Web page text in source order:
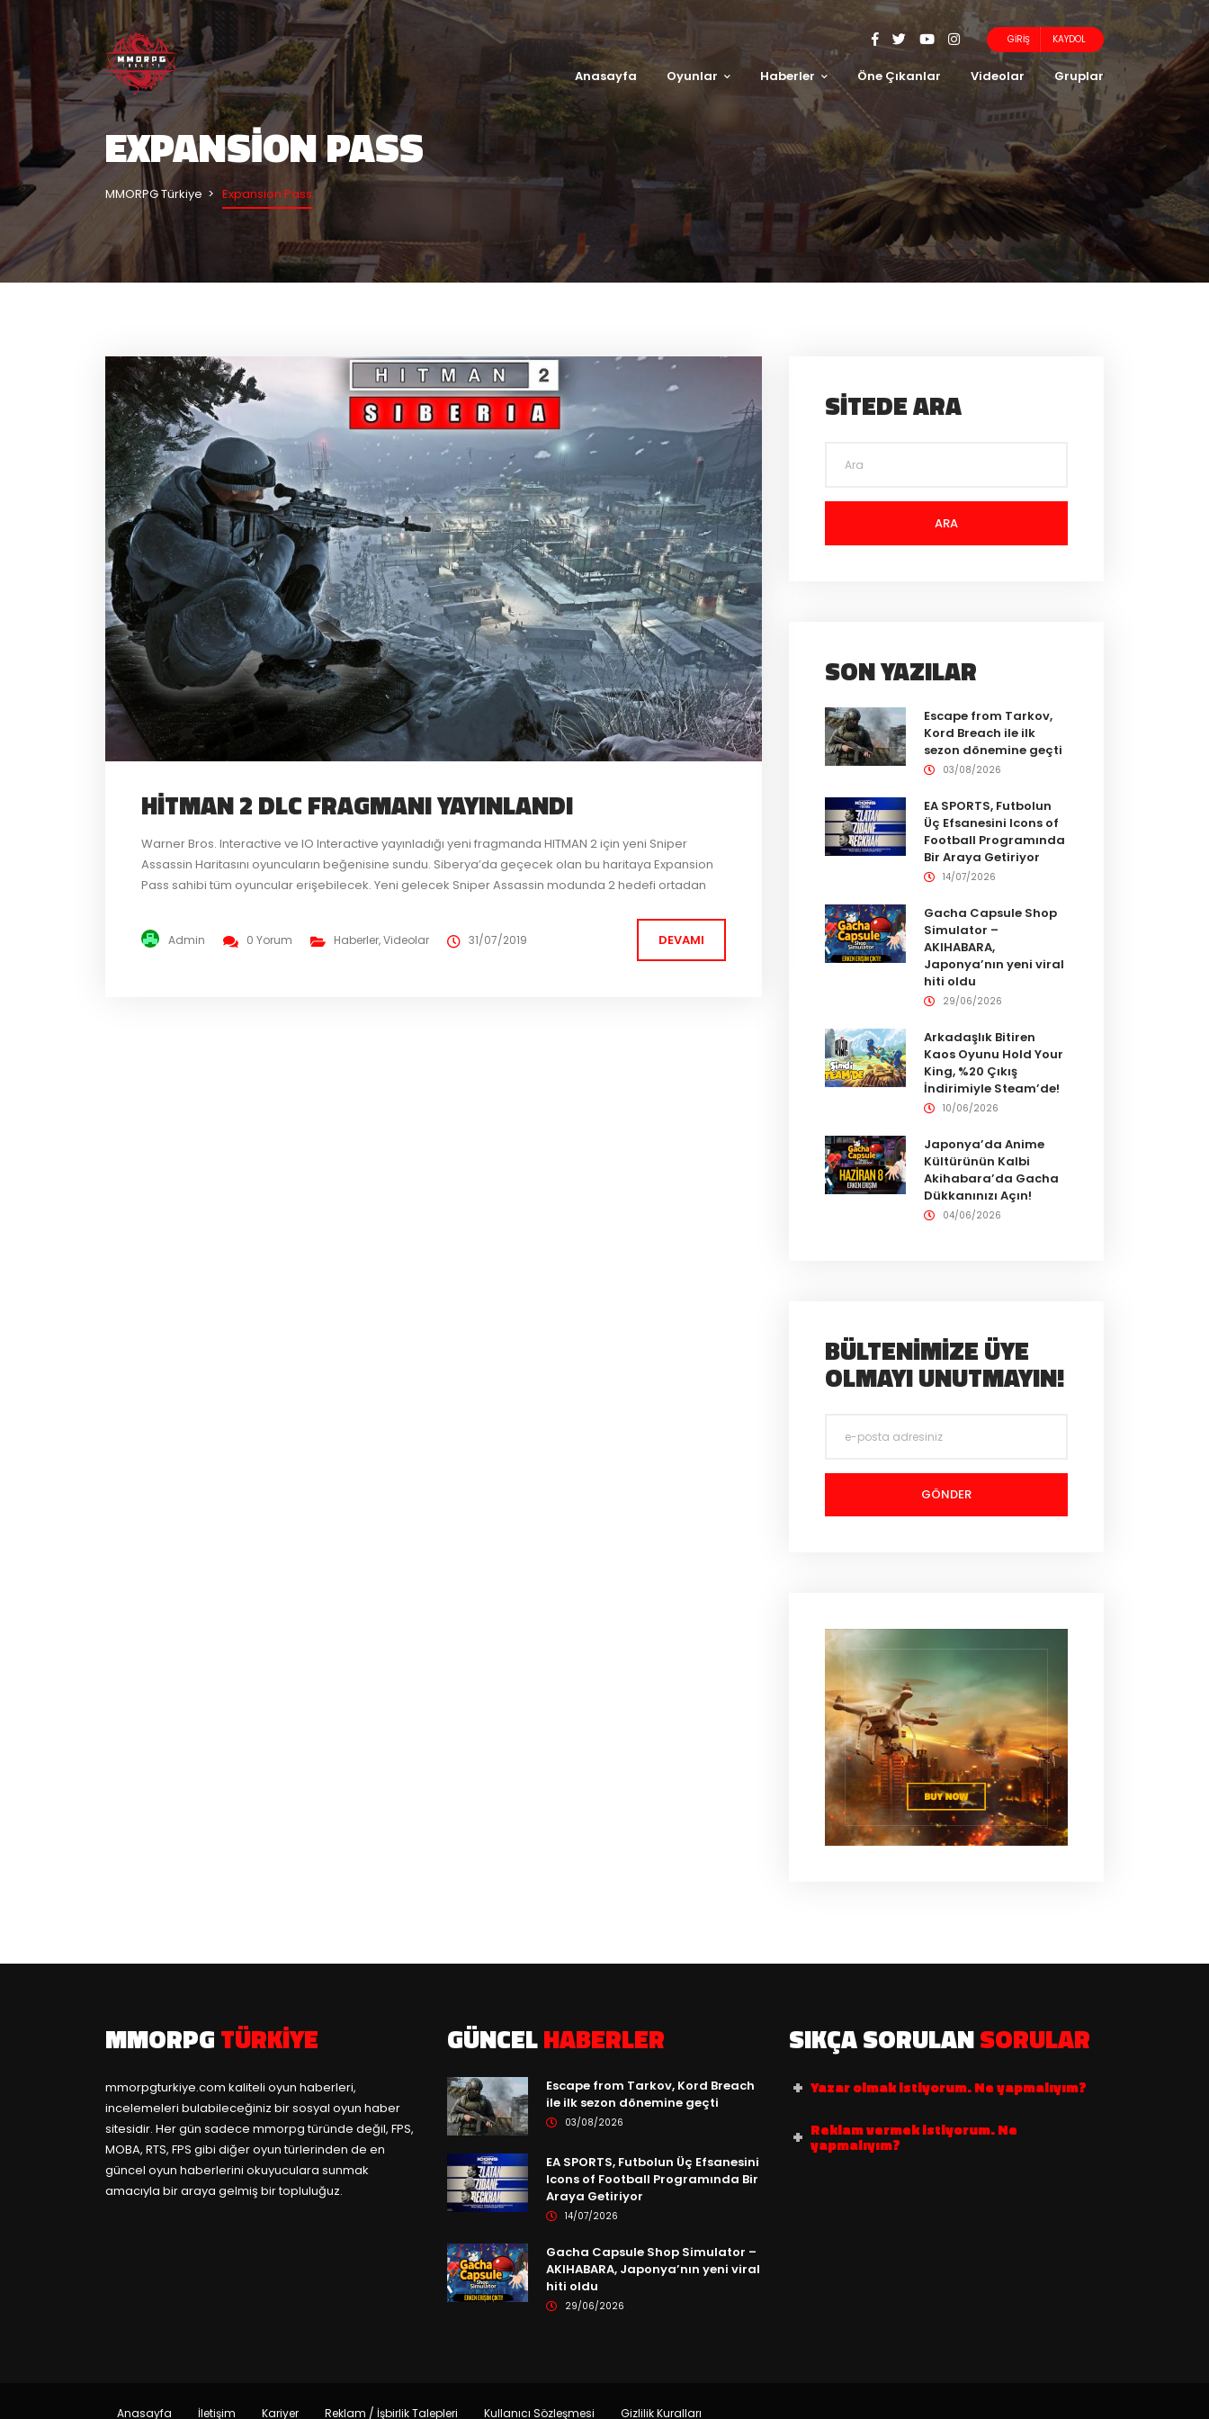
GIRIŞ KAYDOL
Anasayfa Oyunlar Haberler Öne Çıkanlar Videolar Gruplar
EXPANSION PASS
MMORPG Türkiye Expansion Pass
HITMAN 2 DLC FRAGMANI YAYINLANDI
Warner Bros. Interactive ve IO Interactive yayınladığı yeni fragmanda HITMAN 2 için yeni Sniper
Assassin Haritasını oyuncuların beğenisine sundu. Siberya’da geçecek olan bu haritaya Expansion
Pass sahibi tüm oyuncular erişebilecek. Yeni gelecek Sniper Assassin modunda 2 hedefi ortadan
Mafyasından Roman Khabko ‘yu ve hapishane müdürü...
Admin 0 Yorum Haberler,Videolar 31/07/2019 DEVAMI
SITEDE ARA
ARA
SON YAZILAR
Escape from Tarkov,
Kord Breach ile ilk
sezon dönemine geçti
03/08/2026
EA SPORTS, Futbolun
Üç Efsanesini Icons of
Football Programında
Bir Araya Getiriyor
14/07/2026
Gacha Capsule Shop
Simulator –
AKIHABARA,
Japonya’nın yeni viral
hiti oldu
29/06/2026
Arkadaşlık Bitiren
Kaos Oyunu Hold Your
King, %20 Çıkış
İndirimiyle Steam’de!
10/06/2026
Japonya’da Anime
Kültürünün Kalbi
Akihabara’da Gacha
Dükkanınızı Açın!
04/06/2026
BÜLTENIMIZE ÜYE
OLMAYI UNUTMAYIN!
MMORPGTÜRKIYE
mmorpgturkiye.com kaliteli oyun haberleri,
incelemeleri bulabileceğiniz bir sosyal oyun haber
sitesidir. Her gün sadece mmorpg türünde değil, FPS,
MOBA, RTS, FPS gibi diğer oyun türlerinden de en
güncel oyun haberlerini okuyuculara sunmak
amacıyla bir araya gelmiş bir topluluğuz.
GÜNCELHABERLER
Escape from Tarkov, Kord Breach
ile ilk sezon dönemine geçti
03/08/2026
EA SPORTS, Futbolun Üç Efsanesini
Icons of Football Programında Bir
Araya Getiriyor
14/07/2026
Gacha Capsule Shop Simulator –
AKIHABARA, Japonya’nın yeni viral
hiti oldu
29/06/2026
SIKÇA SORULANSORULAR
Yazar olmak istiyorum. Ne yapmalıyım?
Reklam vermek istiyorum. Ne
yapmalıyım?
Anasayfa İletişim Kariyer Reklam / İşbirlik Talepleri Kullanıcı Sözleşmesi Gizlilik Kuralları